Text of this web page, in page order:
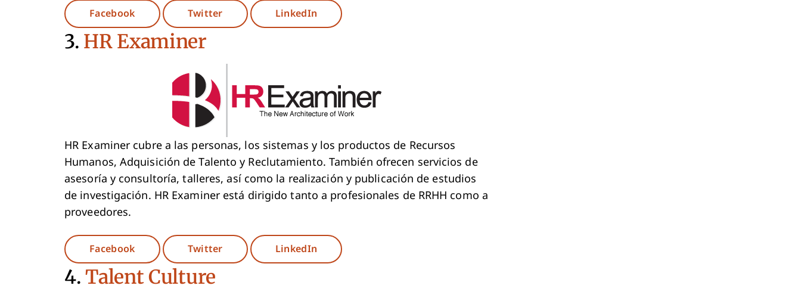
FacebookOpens New Window
TwitterOpens New Window
LinkedIn Opens New Window
3.HR Examiner
HR Examiner cubre a las personas, los sistemas y los productos de Recursos
Humanos, Adquisición de Talento y Reclutamiento. También ofrecen servicios de
asesoría y consultoría, talleres, así como la realización y publicación de estudios
de investigación. HR Examiner está dirigido tanto a profesionales de RRHH como a
proveedores.
FacebookOpens New Window
TwitterOpens New Window
LinkedIn Opens New Window
4.Talent Culture